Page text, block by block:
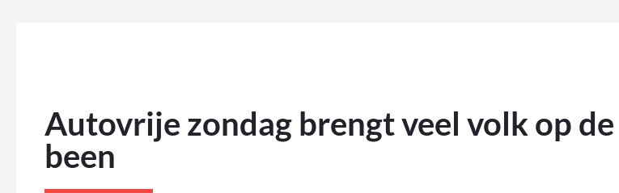
Autovrije zondag brengt veel volk op de
been